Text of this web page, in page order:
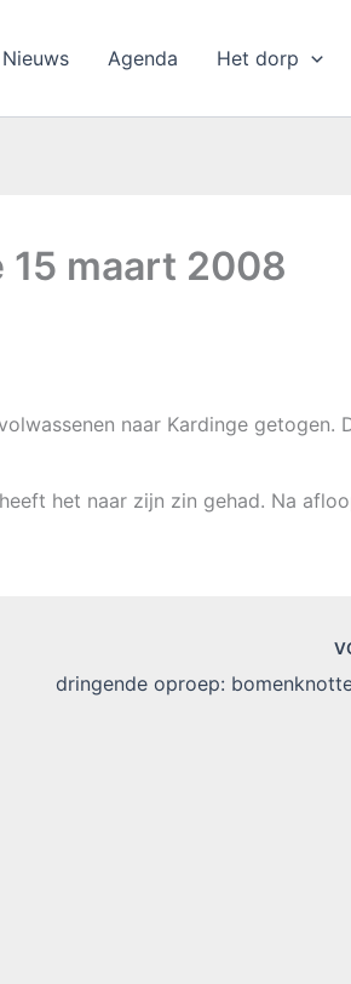
Nieuws Agenda Het dorp
15 maart 2008
naar Kardinge getogen.
het naar zijn zin gehad. Na
dringende oproep: